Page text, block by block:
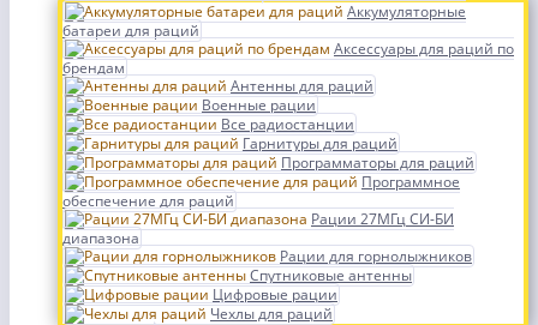
Аккумуляторные
батареи для раций
Аксессуары для раций по
брендам
Антенны для раций
Военные рации
Все радиостанции
Гарнитуры для раций
Программаторы для раций
Программное
обеспечение для раций
Рации 27МГц СИ-БИ
диапазона
Рации для горнолыжников
Спутниковые антенны
Цифровые рации
Чехлы для раций